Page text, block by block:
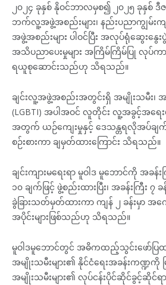
၂၀၂၄ ခုနှစ် နိုဝင်ဘာလမှစ၍ ၂၀၂၅ ခုနှစ်
ဘက်လူ့အဖွဲ့အစည်းများ၊ နည်းပညာကျွမ်းကျ
အဖွဲ့အစည်းများ ပါဝင်ပြီး အလုပ်ရုံဆွေးနွေးပွဲ
အသိပညာပေးမှုများ အကြိမ်ကြိမ်ပြု လုပ်
ရယူစုဆောင်းသည်ဟု သိရသည်။
ချင်းလူ့အဖွဲ့အစည်းအတွင်းရှိ အမျိုးသမီး၊ အ
(LGBTI) အပါအဝင် လူတိုင်း လူ့အခွင့်အရေး
အတွက် ယဉ်ကျေးမှုနှင့် ဒေသန္တရလိုအပ်ချ
စဉ်းစားကာ ချမှတ်ထားကြောင်း သိရသည်။
ချင်းကျားမရေးရာ မူဝါဒ မူဘောင်ကို အခန်း
၁၀ ချက်ဖြင့် ဖွဲ့စည်းထားပြီး၊ အခန်းကြီး ၇
ခွဲခြားသတ်မှတ်ထားကာ ကျန် ၂ ခန်းမှာ
အပိုင်းများဖြစ်သည်ဟု သိရသည်။
မူဝါဒမူဘောင်တွင် အဓိကထည့်သွင်းဖော်ပြ
အမျိုးသမီးများ၏ နိုင်ငံရေးအခန်းကဏ္ဍကို
အမျိုးသမီးများ၏ လုပ်ငန်းပိုင်ဆိုင်ခွင့်ဆိုင်ရာ